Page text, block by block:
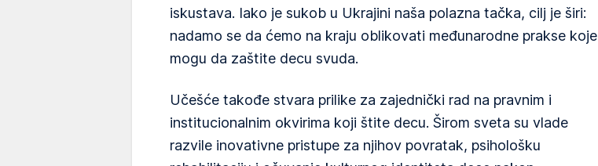
iskustava. Iako je sukob u Ukrajini naša polazna tačka, cilj je širi:
nadamo se da ćemo na kraju oblikovati međunarodne prakse koje
mogu da zaštite decu svuda.
Učešće takođe stvara prilike za zajednički rad na pravnim i
institucionalnim okvirima koji štite decu. Širom sveta su vlade
razvile inovativne pristupe za njihov povratak, psihološku